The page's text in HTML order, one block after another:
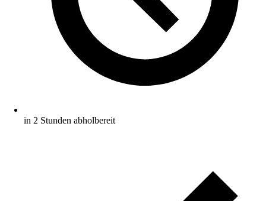
in 2 Stunden abholbereit